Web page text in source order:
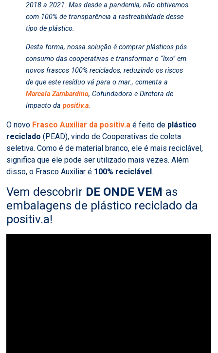
2018 a 2021. Mas desde a pandemia, não obtivemos
com 100% de transparência a rastreabilidade desse
tipo de plástico.
Desta forma, nossa solução é comprar plásticos pós
consumo das cooperativas e transformar o “lixo” em
novos frascos 100% reciclados, reduzindo os riscos
de que este resíduo vá para o mar., comenta a
Marcela Zambardino, Cofundadora e Diretora de
Impacto dapositiv.a.
O novo Frasco Auxiliar da positiv.a é feito de plástico
reciclado (PEAD), vindo de Cooperativas de coleta
seletiva. Como é de material branco, ele é mais reciclável,
significa que ele pode ser utilizado mais vezes. Além
disso, o Frasco Auxiliar é 100% reciclável.
Vem descobrir DE ONDE VEM as
embalagens de plástico reciclado da
positiv.a!